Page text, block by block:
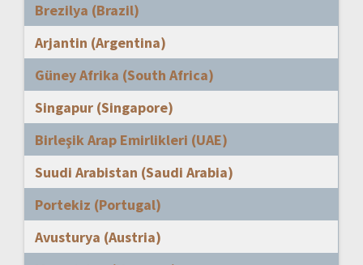
Brezilya (Brazil)
Arjantin (Argentina)
Güney Afrika (South Africa)
Singapur (Singapore)
Birleşik Arap Emirlikleri (UAE)
Suudi Arabistan (Saudi Arabia)
Portekiz (Portugal)
Avusturya (Austria)